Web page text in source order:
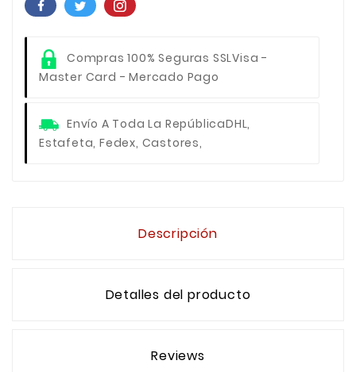
Compras 100% Seguras SSLVisa -
Master Card - Mercado Pago
Envío A Toda La RepúblicaDHL,
Estafeta, Fedex, Castores,
Descripción
Detalles del producto
Reviews